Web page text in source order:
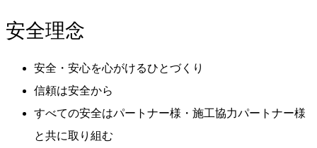
安全理念
安全・安心を心がけるひとづくり
信頼は安全から
すべての安全はパートナー様・施工協力パートナー様
と共に取り組む